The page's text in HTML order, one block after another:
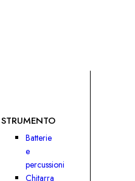
STRUMENTO
Batterie
e
percussioni
Chitarra